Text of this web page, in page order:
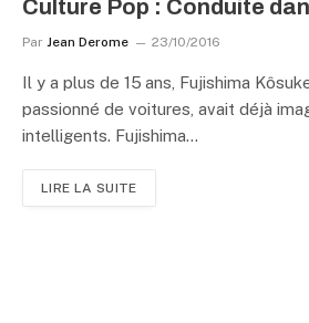
Culture Pop : Conduite
Par Jean Derome 23/10/2016
Il y a plus de 15 ans, Fujishima
passionné de voitures, avait déjà
intelligents. Fujishima…
LIRE LA SUITE